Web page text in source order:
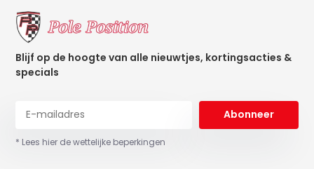
Blijf op de hoogte van alle nieuwtjes, kortingsacties &
specials
Abonneer
* Lees hier de wettelijke beperkingen